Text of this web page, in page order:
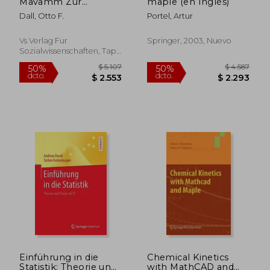
50%
dcto.
50%
dcto.
Maschinellen
Vorbereitung Und
Multimoment-
Aufnahmen:
Und Benutzer-
Anleitung (en
Dall, Otto F.
Vs Verlag Fur
Sozialwissenschaften, Tapa
Blanda, Nuevo
Portel, Artur
Springer, 2003, Nuevo
Einführung in die
Statistik: Theorie und
Chemical Kinetics
with MathCAD and